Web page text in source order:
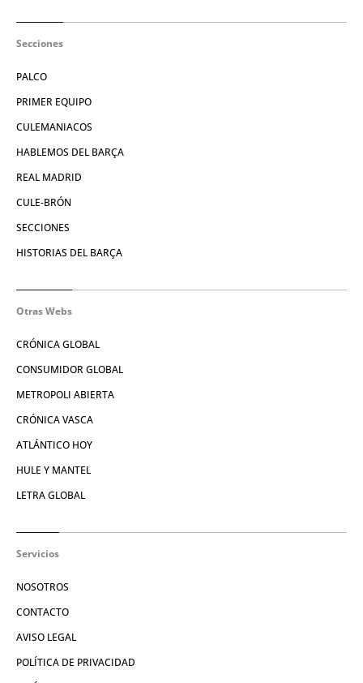
Secciones
PALCO
PRIMER EQUIPO
CULEMANIACOS
HABLEMOS DEL BARÇA
REAL MADRID
CULE-BRÓN
SECCIONES
HISTORIAS DEL BARÇA
Otras Webs
CRÓNICA GLOBAL
CONSUMIDOR GLOBAL
METROPOLI ABIERTA
CRÓNICA VASCA
ATLÁNTICO HOY
HULE Y MANTEL
LETRA GLOBAL
Servicios
NOSOTROS
CONTACTO
AVISO LEGAL
POLÍTICA DE PRIVACIDAD